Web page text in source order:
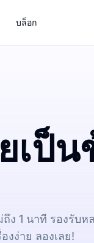
บล็อก
เป็
ถึง 1 นาที รองรับห
งง่าย ลองเลย!